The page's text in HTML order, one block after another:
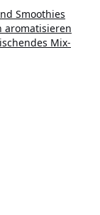
Smoothies
aromatisieren
Mix-